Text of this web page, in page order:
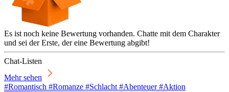
Es ist noch keine Bewertung vorhanden. Chatte mit dem Charakter
und sei der Erste, der eine Bewertung abgibt!
Chat-Listen
Mehr sehen
#Romantisch #Romanze #Schlacht #Abenteuer #Aktion